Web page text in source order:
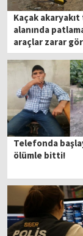
Kaçak
alanında
araçlar zarar
Telefonda
ölümle bitti!